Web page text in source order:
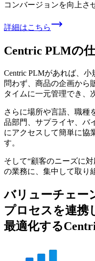
コンバージョンを向上さ
詳細はこちら
Centric PLMの
Centric PLMがあれば、
問わず、商品の企画から
タイムに一元管理でき、
さらに場所や言語、職種
品部門、サプライヤ、バ
にアクセスして簡単に協
す。
そして“顧客のニーズに
の業務に、集中して取り
バリューチェー
プロセスを連携
最適化する